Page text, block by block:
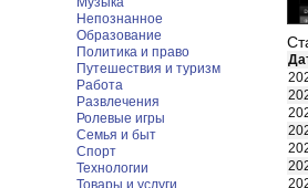
Непознанное
Образование
Политика и право
Путешествия и туризм
Работа
Развлечения
Ролевые игры
Семья и быт
Спорт
Технологии
Товары и услуги